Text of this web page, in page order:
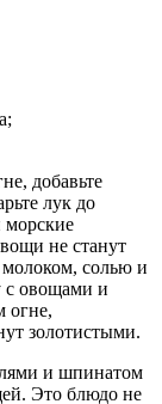
добавьте
лук до
морские
не станут
солью и
с овощами и
огне,
золотистыми.
и шпинатом
Это блюдо не